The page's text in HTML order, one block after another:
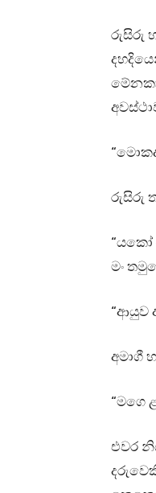
රුසිරු
රුසිරු
“යකෝ
මං
“ආයුව
අමාගී
“මගෙ
එවර